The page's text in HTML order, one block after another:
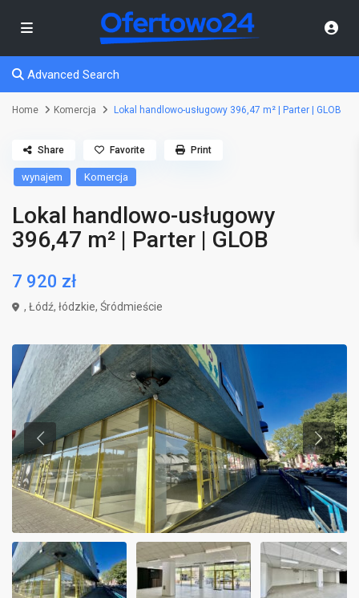
Advanced Search
Home Komercja Lokal handlowo-usługowy 396,47 m² | Parter | GLOB
wynajem Komercja
Lokal handlowo-usługowy
396,47 m² | Parter | GLOB
7 920 zł
,Łódź,łódzkie,Śródmieście
Share Favorite Print